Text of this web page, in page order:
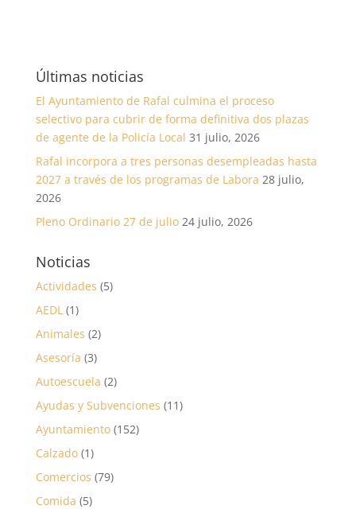
Últimas noticias
El Ayuntamiento de Rafal culmina el proceso
selectivo para cubrir de forma definitiva dos plazas
de agente de la Policía Local 31 julio, 2026
Rafal incorpora a tres personas desempleadas hasta
2027 a través de los programas de Labora 28 julio,
2026
Pleno Ordinario 27 de julio 24 julio, 2026
Noticias
Actividades (5)
AEDL(1)
Animales (2)
Asesoría (3)
Autoescuela (2)
Ayudas y Subvenciones (11)
Ayuntamiento(152)
Calzado(1)
Comercios (79)
Comida (5)